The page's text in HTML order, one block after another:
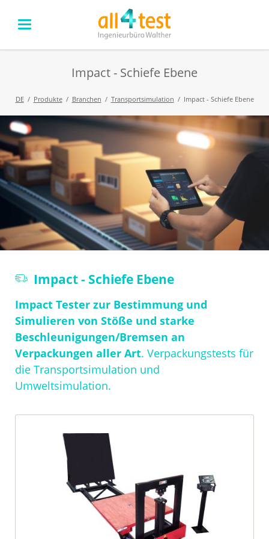
Impact - Schiefe Ebene
DE Produkte Branchen Transportsimulation Impact - Schiefe Ebene
Navigation
überspringen
Impact - Schiefe Ebene
Impact Tester zur Bestimmung und
Simulieren von Stöße und starke
Beschleunigungen/Bremsen an
Verpackungen aller Art. Verpackungstests für
die Transportsimulation und
Umweltsimulation.